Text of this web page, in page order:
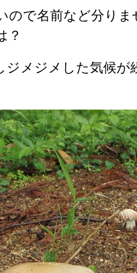
ので名前など分り
？
ジメジメした気候